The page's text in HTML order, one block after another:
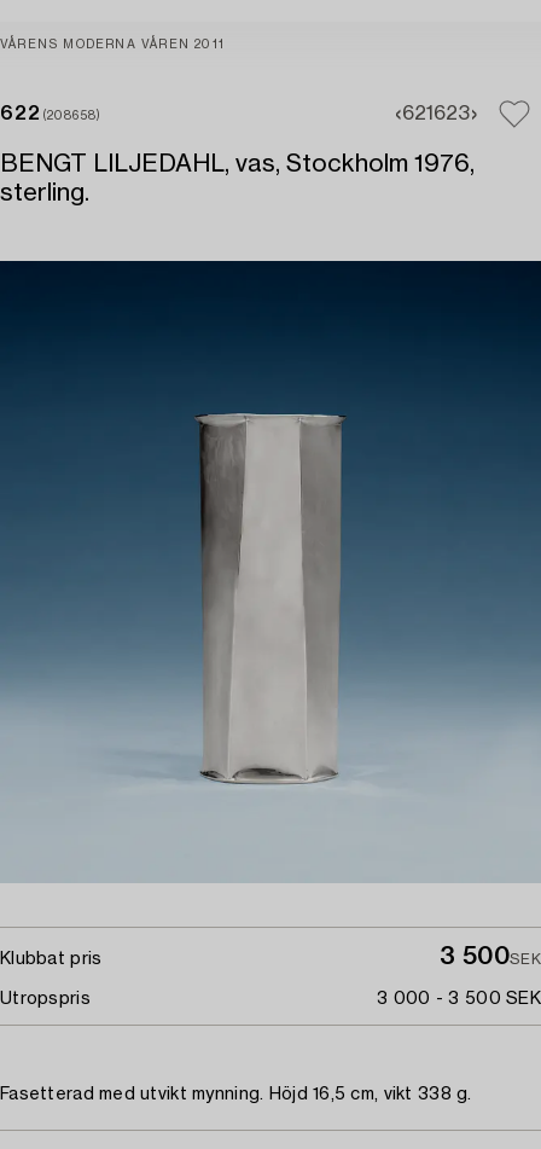
VÅRENS MODERNA VÅREN 2011
622 (208658) 621 623
BENGT LILJEDAHL, vas, Stockholm 1976,
sterling.
Klubbat pris 3 500SEK
Utropspris 3 000 - 3 500 SEK
Fasetterad med utvikt mynning. Höjd 16,5 cm, vikt 338 g.